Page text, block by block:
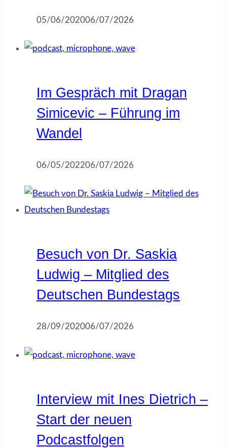
05/06/202006/07/2026
Im Gespräch mit Dragan
Simicevic – Führung im
Wandel
06/05/202206/07/2026
Besuch von Dr. Saskia
Ludwig – Mitglied des
Deutschen Bundestags
28/09/202006/07/2026
Interview mit Ines Dietrich –
Start der neuen
Podcastfolgen